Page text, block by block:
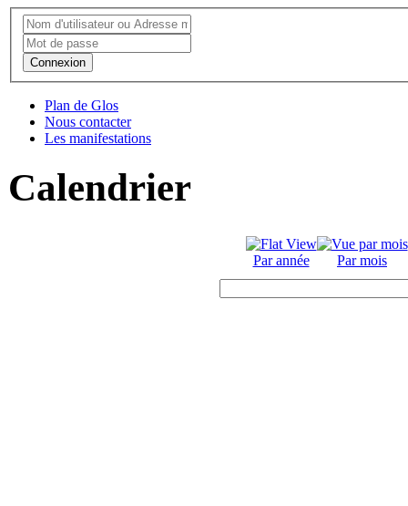
Connexion
Plan de Glos
Nous contacter
Les manifestations
Calendrier
Par année Par mois